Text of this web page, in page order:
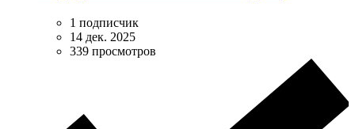
1 подписчик
14 дек. 2025
339 просмотров